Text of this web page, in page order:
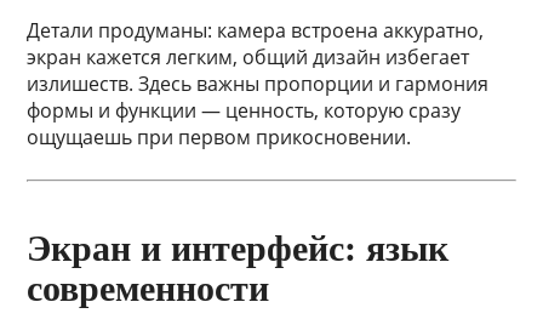
Детали продуманы: камера встроена аккуратно,
экран кажется легким, общий дизайн избегает
излишеств. Здесь важны пропорции и гармония
формы и функции — ценность, которую сразу
ощущаешь при первом прикосновении.
Экран и интерфейс: язык
современности